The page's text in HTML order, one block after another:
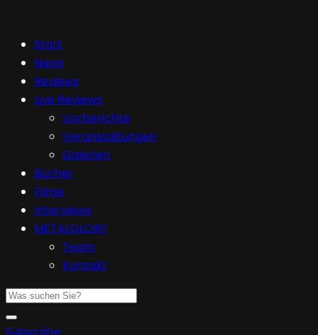
Start
News
Reviews
Live Reviews
Vorberichte
Veranstaltungen
Galerien
Bücher
Filme
Interviews
METALGLORY
Team
Kontakt